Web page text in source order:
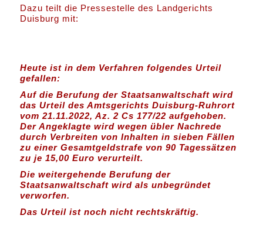
Dazu teilt die Pressestelle des Landgerichts
Duisburg mit:
Heute ist in dem Verfahren folgendes Urteil
gefallen:
Auf die Berufung der Staatsanwaltschaft wird
das Urteil des Amtsgerichts Duisburg-Ruhrort
vom 21.11.2022, Az. 2 Cs 177/22 aufgehoben.
Der Angeklagte wird wegen übler Nachrede
durch Verbreiten von Inhalten in sieben Fällen
zu einer Gesamtgeldstrafe von 90 Tagessätzen
zu je 15,00 Euro verurteilt.
Die weitergehende Berufung der
Staatsanwaltschaft wird als unbegründet
verworfen.
Das Urteil ist noch nicht rechtskräftig.